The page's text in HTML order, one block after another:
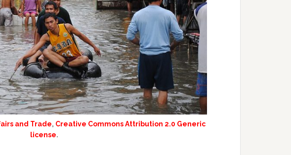
and Trade, Creative Commons Attribution 2.0 Generic
license.